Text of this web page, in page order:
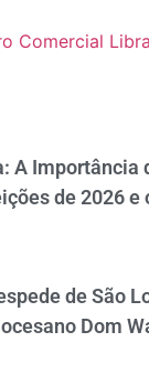
Comercial
A Importância
de 2026
de São
Dom